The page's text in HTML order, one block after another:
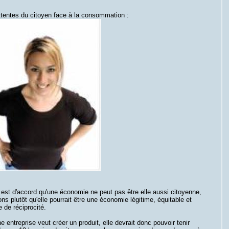
du citoyen face à la consommation :
d'accord qu'une économie ne peut pas être elle aussi citoyenne,
plutôt qu'elle pourrait être une économie légitime, équitable et
de réciprocité.
entreprise veut créer un produit, elle devrait donc pouvoir tenir